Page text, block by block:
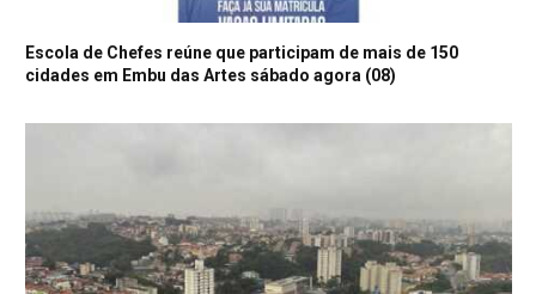
Escola de Chefes reúne que participam de mais de 150
cidades em Embu das Artes sábado agora (08)